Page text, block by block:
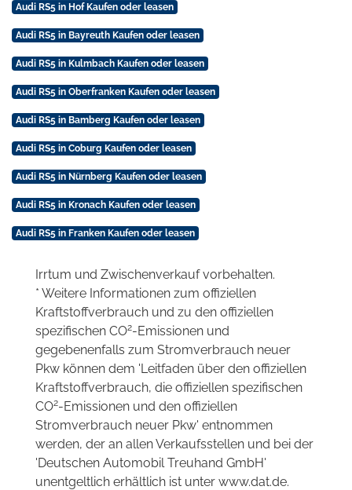
Audi RS5 in Hof Kaufen oder leasen
Audi RS5 in Bayreuth Kaufen oder leasen
Audi RS5 in Kulmbach Kaufen oder leasen
Audi RS5 in Oberfranken Kaufen oder leasen
Audi RS5 in Bamberg Kaufen oder leasen
Audi RS5 in Coburg Kaufen oder leasen
Audi RS5 in Nürnberg Kaufen oder leasen
Audi RS5 in Kronach Kaufen oder leasen
Audi RS5 in Franken Kaufen oder leasen
Irrtum und Zwischenverkauf vorbehalten.
* Weitere Informationen zum offiziellen
Kraftstoffverbrauch und zu den offiziellen
spezifischen CO2-Emissionen und
gegebenenfalls zum Stromverbrauch neuer
Pkw können dem 'Leitfaden über den offiziellen
Kraftstoffverbrauch, die offiziellen spezifischen
CO2-Emissionen und den offiziellen
Stromverbrauch neuer Pkw' entnommen
werden, der an allen Verkaufsstellen und bei der
'Deutschen Automobil Treuhand GmbH'
unentgeltlich erhältlich ist unter www.dat.de.